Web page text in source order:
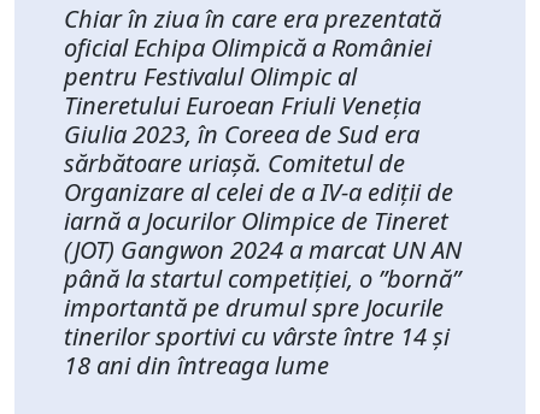
Chiar în ziua în care era prezentată
oficial Echipa Olimpică a României
pentru Festivalul Olimpic al
Tineretului Euroean Friuli Veneția
Giulia 2023, în Coreea de Sud era
sărbătoare uriașă. Comitetul de
Organizare al celei de a IV-a ediții de
iarnă a Jocurilor Olimpice de Tineret
(JOT) Gangwon 2024 a marcat UN AN
până la startul competiției, o ”bornă”
importantă pe drumul spre Jocurile
tinerilor sportivi cu vârste între 14 și
18 ani din întreaga lume